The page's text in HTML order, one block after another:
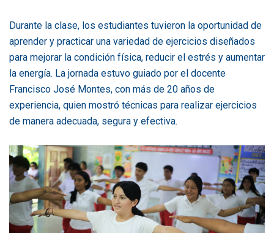
Durante la clase, los estudiantes tuvieron la oportunidad de
aprender y practicar una variedad de ejercicios diseñados
para mejorar la condición física, reducir el estrés y aumentar
la energía. La jornada estuvo guiado por el docente
Francisco José Montes, con más de 20 años de
experiencia, quien mostró técnicas para realizar ejercicios
de manera adecuada, segura y efectiva.